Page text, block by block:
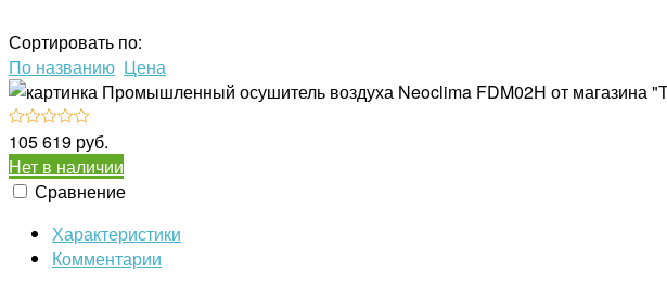
Сортировать по:
По названию Цена
105 619 руб.
Нет в наличии
Сравнение
Характеристики
Комментарии